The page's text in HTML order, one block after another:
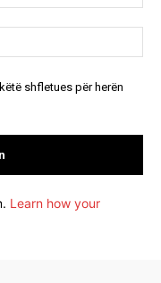
shfletues për herën
Learn how your